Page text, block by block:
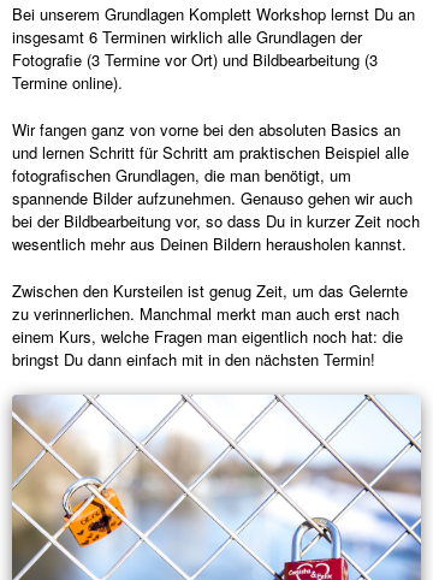
Bei unserem Grundlagen Komplett Workshop lernst Du an
insgesamt 6 Terminen wirklich alle Grundlagen der
Fotografie (3 Termine vor Ort) und Bildbearbeitung (3
Termine online).
Wir fangen ganz von vorne bei den absoluten Basics an
und lernen Schritt für Schritt am praktischen Beispiel alle
fotografischen Grundlagen, die man benötigt, um
spannende Bilder aufzunehmen. Genauso gehen wir auch
bei der Bildbearbeitung vor, so dass Du in kurzer Zeit noch
wesentlich mehr aus Deinen Bildern herausholen kannst.
Zwischen den Kursteilen ist genug Zeit, um das Gelernte
zu verinnerlichen. Manchmal merkt man auch erst nach
einem Kurs, welche Fragen man eigentlich noch hat: die
bringst Du dann einfach mit in den nächsten Termin!